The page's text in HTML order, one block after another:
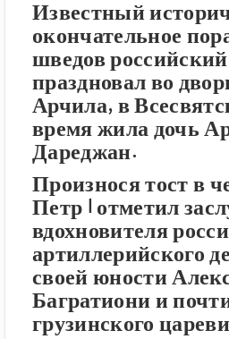
Известный
окончательное
шведов
праздновал во
Арчила, в
время жила дочь
Дареджан.
Произнося тост в
Петр I отметил
вдохновителя
артиллерийского
своей юности
Багратиони и
грузинского